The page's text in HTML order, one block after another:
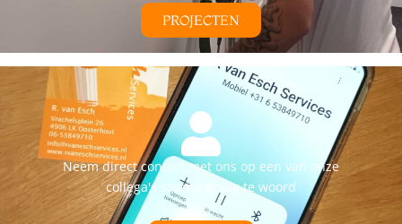
PROJECTEN
Neem direct contact met ons op een van onze
collega's staat u graag te woord